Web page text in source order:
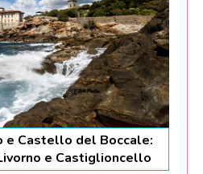
e Castello del Boccale:
e Castiglioncello